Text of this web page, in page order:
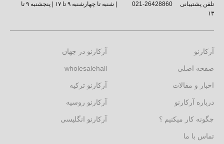
تلفن پشتیبانی 26428860-021
| شنبه تا چهارشنبه ۹ تا ۱۷ | پنجشنبه ۹ تا
۱۳
آرکارنو
صفحه اصلی
اخبار و مقالات
درباره آرکارنو
چگونه کار میکنیم ؟
تماس با ما
آرکارنو در جهان
wholesalehall
آرکارنو ترکیه
آرکارنو روسیه
آرکارنو انگلیسی